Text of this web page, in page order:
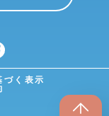
づく表示